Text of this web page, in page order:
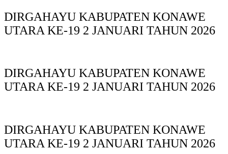
DIRGAHAYU KABUPATEN KONAWE
UTARA KE-19 2 JANUARI TAHUN 2026
DIRGAHAYU KABUPATEN KONAWE
UTARA KE-19 2 JANUARI TAHUN 2026
DIRGAHAYU KABUPATEN KONAWE
UTARA KE-19 2 JANUARI TAHUN 2026